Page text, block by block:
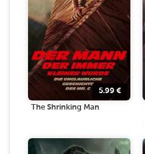
5.99 €
The Shrinking Man